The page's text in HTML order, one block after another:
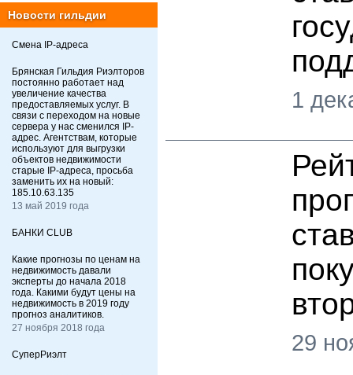
Новости гильдии
Смена IP-адреса
Брянская Гильдия Риэлторов
постоянно работает над
увеличение качества
предоставляемых услуг. В
связи с переходом на новые
сервера у нас сменился IP-
адрес. Агентствам, которые
используют для выгрузки
объектов недвижимости
старые IP-адреса, просьба
заменить их на новый:
185.10.63.135
13 май 2019 года
БАНКИ CLUB
Какие прогнозы по ценам на
недвижимость давали
эксперты до начала 2018
года. Какими будут цены на
недвижимость в 2019 году
прогноз аналитиков.
27 ноября 2018 года
СуперРиэлт
1
29